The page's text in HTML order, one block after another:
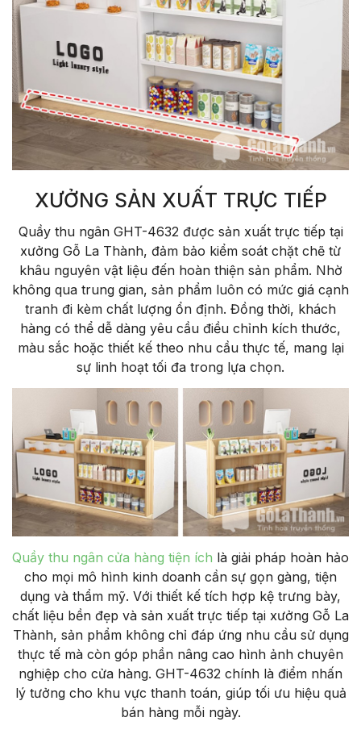
XƯỞNG SẢN XUẤT TRỰC TIẾP
Quầy thu ngân GHT-4632 được sản xuất trực tiếp tại
xưởng Gỗ La Thành, đảm bảo kiểm soát chặt chẽ từ
khâu nguyên vật liệu đến hoàn thiện sản phẩm. Nhờ
không qua trung gian, sản phẩm luôn có mức giá cạnh
tranh đi kèm chất lượng ổn định. Đồng thời, khách
hàng có thể dễ dàng yêu cầu điều chỉnh kích thước,
màu sắc hoặc thiết kế theo nhu cầu thực tế, mang lại
sự linh hoạt tối đa trong lựa chọn.
Quầy thu ngân cửa hàng tiện ích là giải pháp hoàn hảo
cho mọi mô hình kinh doanh cần sự gọn gàng, tiện
dụng và thẩm mỹ. Với thiết kế tích hợp kệ trưng bày,
chất liệu bền đẹp và sản xuất trực tiếp tại xưởng Gỗ La
Thành, sản phẩm không chỉ đáp ứng nhu cầu sử dụng
thực tế mà còn góp phần nâng cao hình ảnh chuyên
nghiệp cho cửa hàng. GHT-4632 chính là điểm nhấn
lý tưởng cho khu vực thanh toán, giúp tối ưu hiệu quả
bán hàng mỗi ngày.